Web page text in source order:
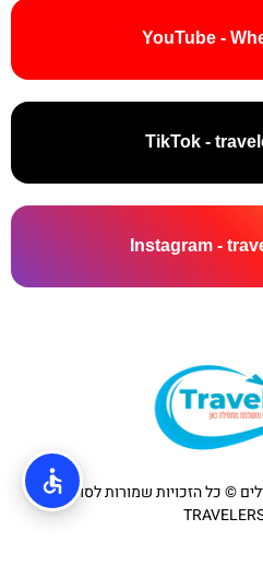
© כל הזכויות שמורות לסוכנות